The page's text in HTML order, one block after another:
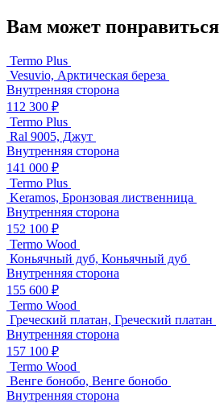
Вам может понравиться
Termo Plus
Vesuvio, Арктическая береза
Внутренняя сторона
112 300 ₽
Termo Plus
Ral 9005, Джут
Внутренняя сторона
141 000 ₽
Termo Plus
Keramos, Бронзовая лиственница
Внутренняя сторона
152 100 ₽
Termo Wood
Коньячный дуб, Коньячный дуб
Внутренняя сторона
155 600 ₽
Termo Wood
Греческий платан, Греческий платан
Внутренняя сторона
157 100 ₽
Termo Wood
Венге бонобо, Венге бонобо
Внутренняя сторона